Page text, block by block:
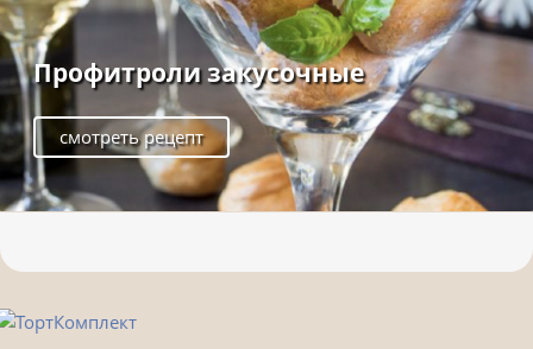
Профитроли закусочные
смотреть рецепт